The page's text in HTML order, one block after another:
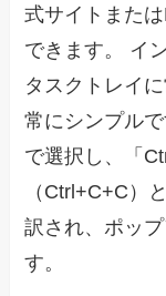
式サイトまた
できます。 イ
タスクトレイ
常にシンプル
で選択し、「
（Ctrl+C+C）
訳され、ポッ
す。